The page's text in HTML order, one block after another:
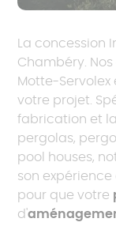
La concession
Chambéry.
Motte-Servolex
votre projet.
fabrication et
pergolas,
pool houses,
son
pour que votre
d'